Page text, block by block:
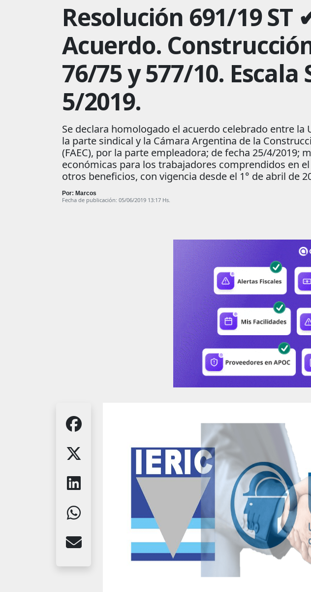
Resolución 691/19
Acuerdo.
76/75 y 577/10.
5/2019.
Se declara homologado el acuerdo celebrado entre
la parte sindical y la Cámara Argentina de la
(FAEC), por la parte empleadora; de fecha 25/4/2019;
económicas para los trabajadores comprendidos en
otros beneficios, con vigencia desde el 1° de abril de
Por: Marcos
Fecha de publicación: 05/06/2019 13:17 Hs.